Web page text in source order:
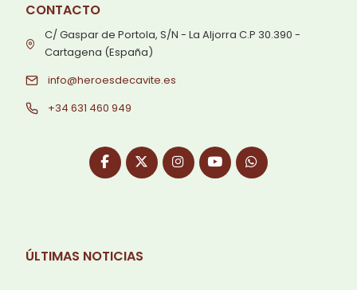
CONTACTO
C/ Gaspar de Portola, S/N - La Aljorra C.P 30.390 -
Cartagena (España)
info@heroesdecavite.es
+34 631 460 949
ÚLTIMAS NOTICIAS